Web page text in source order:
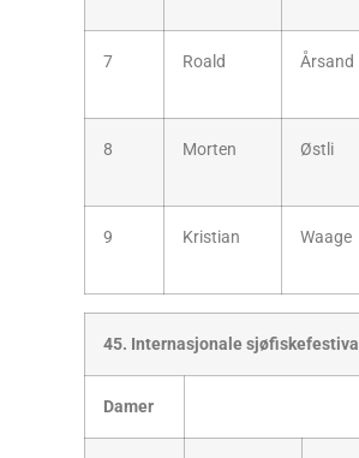
7 Roald Årsand
8 Morten Østli
9 Kristian Waage
45. Internasjonale sjøfiskefestival
Damer